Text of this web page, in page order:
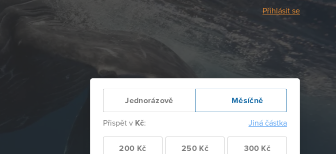
Přihlásit se
Jednorázově Měsíčně
Přispět v Kč: Jiná částka
200 Kč 250 Kč 300 Kč